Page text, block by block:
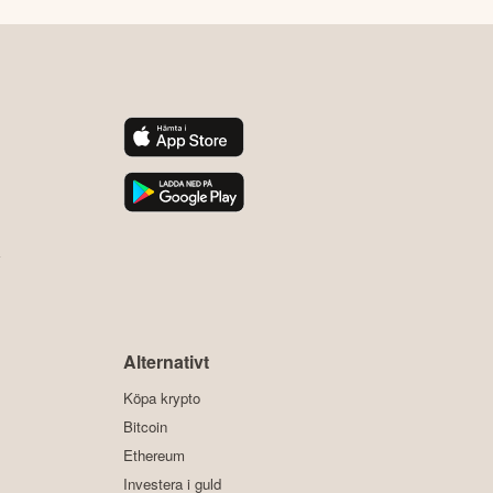
Alternativt
Köpa krypto
Bitcoin
Ethereum
Investera i guld